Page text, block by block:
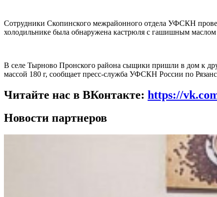
Сотрудники Скопинского межрайонного отдела УФСКН
холодильнике была обнаружена кастрюля с гашишным маслом
В селе Тырново Пронского района сыщики пришли в дом к
массой 180 г, сообщает пресс-служба УФСКН России по
Читайте нас в ВКонтакте: https://
Новости партнеров